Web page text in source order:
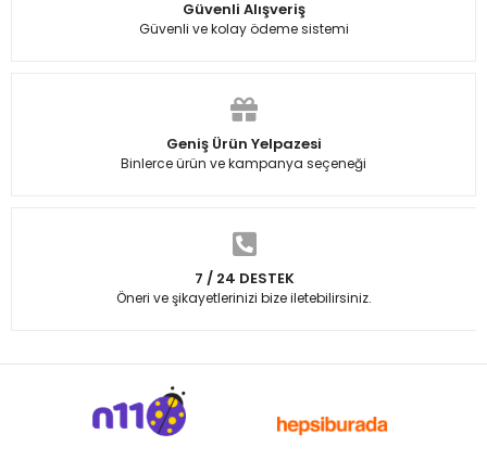
Güvenli Alışveriş
Güvenli ve kolay ödeme sistemi
Geniş Ürün Yelpazesi
Binlerce ürün ve kampanya seçeneği
7 / 24 DESTEK
Öneri ve şikayetlerinizi bize iletebilirsiniz.